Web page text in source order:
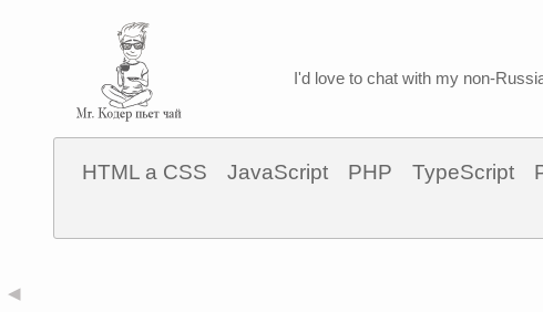
I'd love to chat with my non-
HTML a CSS JavaScript PHP TypeScript
◀